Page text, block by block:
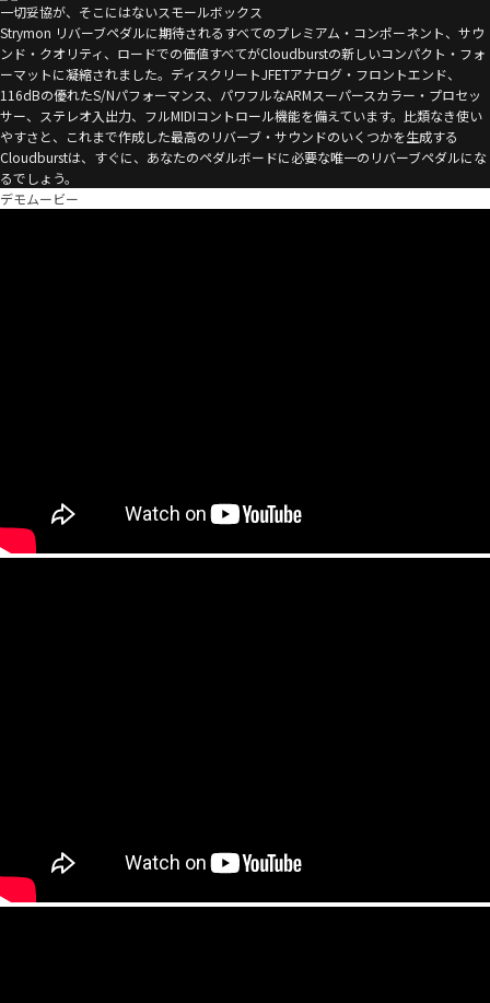
一切妥協が、そこにはないスモールボックス
Strymon リバーブペダルに期待されるすべてのプレミアム・コンポーネント、サウ
ンド・クオリティ、ロードでの価値すべてがCloudburstの新しいコンパクト・フォ
ーマットに凝縮されました。ディスクリートJFETアナログ・フロントエンド、
116dBの優れたS/Nパフォーマンス、パワフルなARMスーパースカラー・プロセッ
サー、ステレオ入出力、フルMIDIコントロール機能を備えています。比類なき使い
やすさと、これまで作成した最高のリバーブ・サウンドのいくつかを生成する
Cloudburstは、すぐに、あなたのペダルボードに必要な唯一のリバーブペダルにな
るでしょう。
デモムービー